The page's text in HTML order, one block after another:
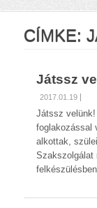
CÍMKE:
Játssz
2017.01.19
Játssz
foglakozással
alkottak,
Szakszolgálat